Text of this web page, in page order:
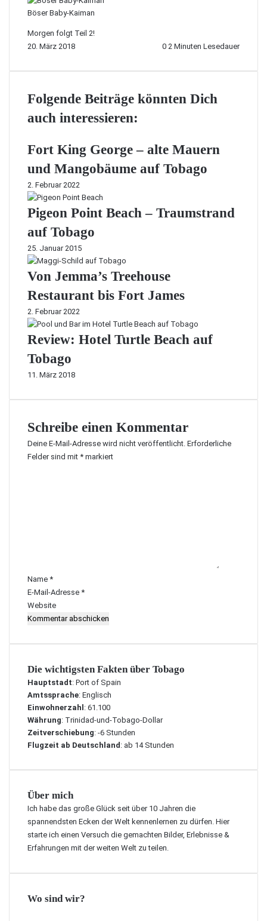
Böser Baby-Kaiman
Morgen folgt Teil 2!
20. März 2018
0 2 Minuten Lesedauer
Folgende Beiträge könnten Dich
auch interessieren:
Fort King George – alte Mauern
und Mangobäume auf Tobago
2. Februar 2022
Pigeon Point Beach – Traumstrand
auf Tobago
25. Januar 2015
Von Jemma’s Treehouse
Restaurant bis Fort James
2. Februar 2022
Review: Hotel Turtle Beach auf
Tobago
11. März 2018
Schreibe einen Kommentar
Deine E-Mail-Adresse wird nicht veröffentlicht. Erforderliche
Felder sind mit * markiert
r
*
Name *
E-Mail-Adresse *
Website
Die wichtigsten Fakten über Tobago
Hauptstadt: Port of Spain
Amtssprache: Englisch
Einwohnerzahl : 61.100
Währung: Trinidad-und-Tobago-Dollar
Zeitverschiebung: -6 Stunden
Flugzeit ab Deutschland : ab 14 Stunden
Über mich
Ich habe das große Glück seit über 10 Jahren die
spannendsten Ecken der Welt kennenlernen zu dürfen. Hier
starte ich einen Versuch die gemachten Bilder, Erlebnisse &
Erfahrungen mit der weiten Welt zu teilen.
Wo sind wir?